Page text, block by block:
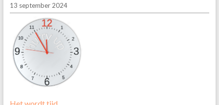
13 september 2024